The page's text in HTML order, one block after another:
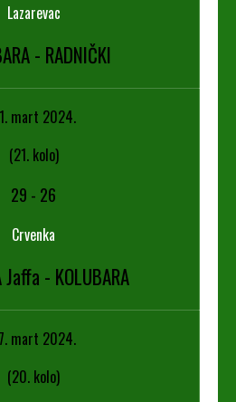
Lazarevac
- RADNIČKI
mart 2024.
(21. kolo)
29 - 26
Crvenka
Jaffa - KOLUBARA
mart 2024.
(20. kolo)